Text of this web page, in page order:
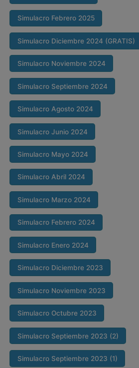
Simulacro Febrero 2025
Simulacro Diciembre 2024 (GRATIS)
Simulacro Noviembre 2024
Simulacro Septiembre 2024
Simulacro Agosto 2024
Simulacro Junio 2024
Simulacro Mayo 2024
Simulacro Abril 2024
Simulacro Marzo 2024
Simulacro Febrero 2024
Simulacro Enero 2024
Simulacro Diciembre 2023
Simulacro Noviembre 2023
Simulacro Octubre 2023
Simulacro Septiembre 2023 (2)
Simulacro Septiembre 2023 (1)